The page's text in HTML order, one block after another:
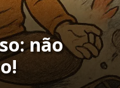
não